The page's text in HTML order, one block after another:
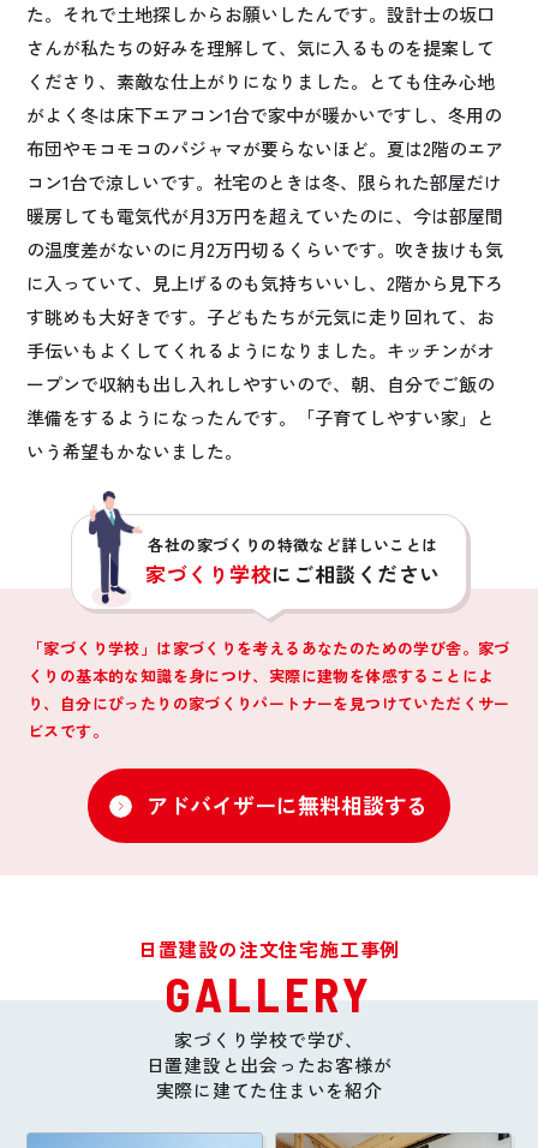
た。それで土地探しからお願いしたんです。設計士の坂口
さんが私たちの好みを理解して、気に入るものを提案して
くださり、素敵な仕上がりになりました。とても住み心地
がよく冬は床下エアコン1台で家中が暖かいですし、冬用の
布団やモコモコのパジャマが要らないほど。夏は2階のエア
コン1台で涼しいです。社宅のときは冬、限られた部屋だけ
暖房しても電気代が月3万円を超えていたのに、今は部屋間
の温度差がないのに月2万円切るくらいです。吹き抜けも気
に入っていて、見上げるのも気持ちいいし、2階から見下ろ
す眺めも大好きです。子どもたちが元気に走り回れて、お
手伝いもよくしてくれるようになりました。キッチンがオ
ープンで収納も出し入れしやすいので、朝、自分でご飯の
準備をするようになったんです。「子育てしやすい家」と
いう希望もかないました。
各社の家づくりの特徴など詳しいことは
家づくり学校にご相談ください
「家づくり学校」は家づくりを考えるあなたのための学び舎。家づ
くりの基本的な知識を身につけ、 実際に建物を体感することによ
り、自分にぴったりの家づくりパートナーを見つけていただくサー
ビスです。
アドバイザーに無料相談する
日置建設の注文住宅施工事例
GALLERY
家づくり学校で学び、
日置建設と出会ったお客様が
実際に建てた住まいを紹介